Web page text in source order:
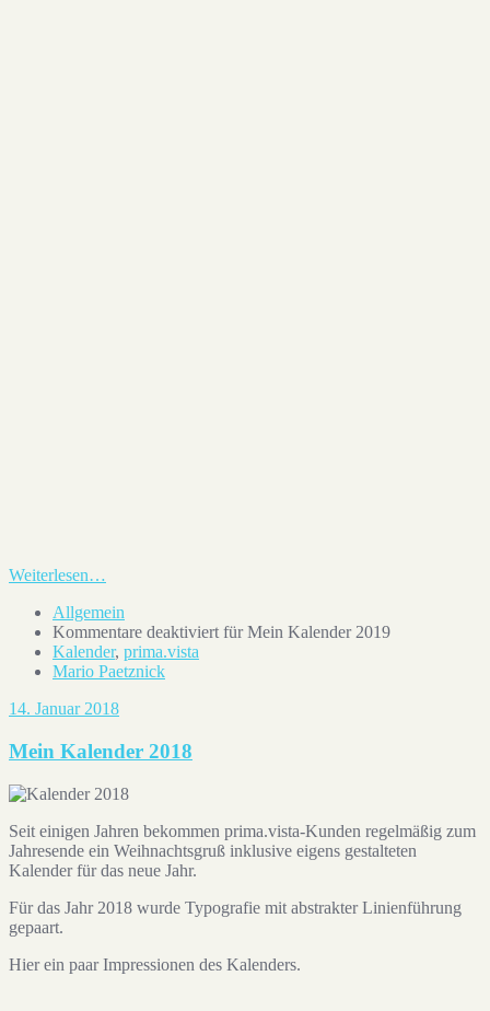
Weiterlesen…
Allgemein
Kommentare deaktiviert für Mein Kalender 2019
Kalender, prima.vista
Mario Paetznick
14. Januar 2018
Mein Kalender 2018
Seit einigen Jahren bekommen prima.vista-Kunden regelmäßig zum
Jahresende ein Weihnachtsgruß inklusive eigens gestalteten
Kalender für das neue Jahr.
Für das Jahr 2018 wurde Typografie mit abstrakter Linienführung
gepaart.
Hier ein paar Impressionen des Kalenders.